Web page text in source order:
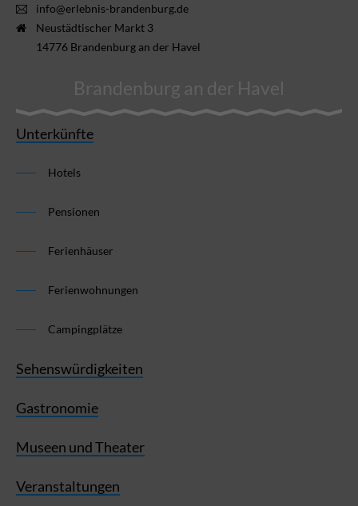
info@erlebnis-brandenburg.de
Neustädtischer Markt 3
14776 Brandenburg an der Havel
Brandenburg an der Havel
Unterkünfte
Hotels
Pensionen
Ferienhäuser
Ferienwohnungen
Campingplätze
Sehenswürdigkeiten
Gastronomie
Museen und Theater
Veranstaltungen